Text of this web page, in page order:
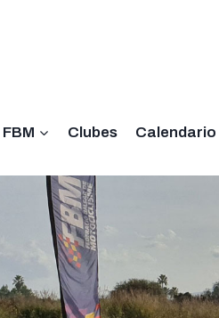
FBM Clubes Calendario